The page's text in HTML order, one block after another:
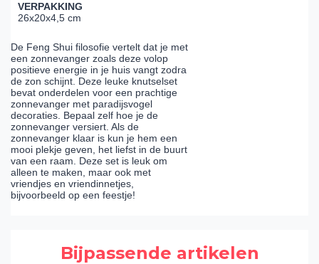
VERPAKKING
26x20x4,5 cm
De Feng Shui filosofie vertelt dat je met
een zonnevanger zoals deze volop
positieve energie in je huis vangt zodra
de zon schijnt. Deze leuke knutselset
bevat onderdelen voor een prachtige
zonnevanger met paradijsvogel
decoraties. Bepaal zelf hoe je de
zonnevanger versiert. Als de
zonnevanger klaar is kun je hem een
mooi plekje geven, het liefst in de buurt
van een raam. Deze set is leuk om
alleen te maken, maar ook met
vriendjes en vriendinnetjes,
bijvoorbeeld op een feestje!
Bijpassende artikelen